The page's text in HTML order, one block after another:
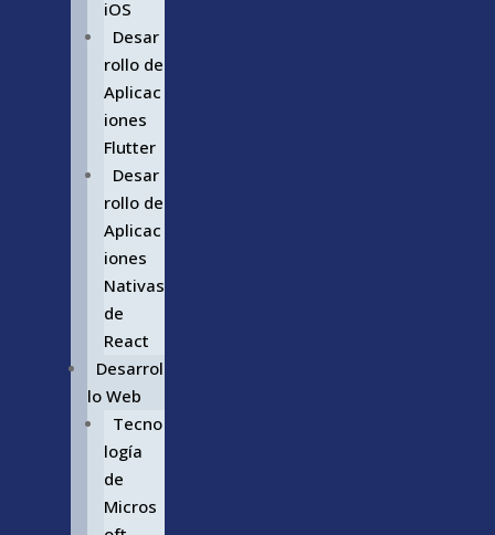
iOS
Desar
rollo de
Aplicac
iones
Flutter
Desar
rollo de
Aplicac
iones
Nativas
de
React
Desarrol
lo Web
Tecno
logía
de
Micros